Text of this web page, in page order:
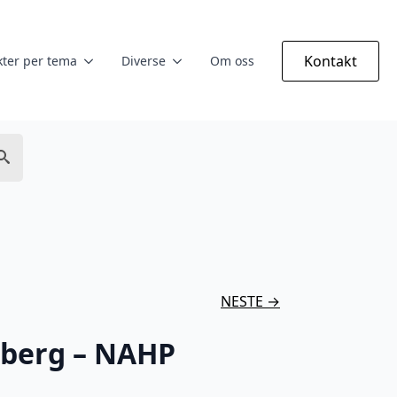
per tema Diverse Om oss Kontakt
NESTE →
– NAHP